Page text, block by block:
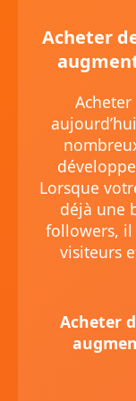
Acheter
Lorsque
déjà une
followers,
visiteurs
Acheter